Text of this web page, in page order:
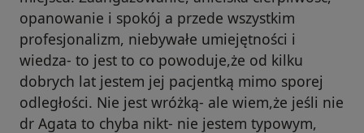
opanowanie i spokój a przede wszystkim
profesjonalizm, niebywałe umiejętności i
wiedza- to jest to co powoduje,że od kilku
dobrych lat jestem jej pacjentką mimo sporej
odległości. Nie jest wróżką- ale wiem,że jeśli nie
dr Agata to chyba nikt- nie jestem typowym,